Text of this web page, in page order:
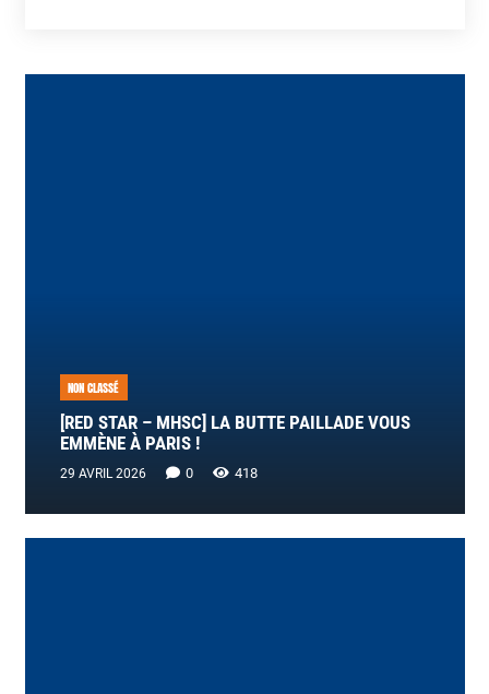
NON CLASSÉ
[RED STAR – MHSC] LA BUTTE PAILLADE VOUS
EMMÈNE À PARIS !
29 AVRIL 2026 0 418